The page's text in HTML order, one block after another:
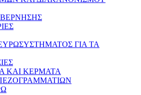
ΓΙΑ ΤΑ
ΚΑΙ ΚΕΡΜΑΤΑ